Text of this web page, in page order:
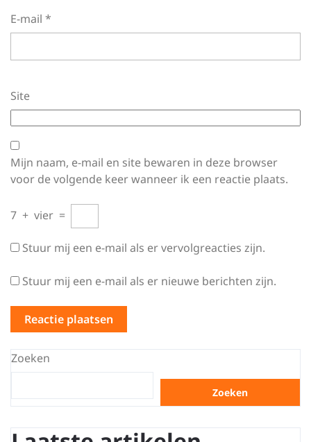
E-mail *
Site
Mijn naam, e-mail en site bewaren in deze browser
voor de volgende keer wanneer ik een reactie plaats.
7 + vier =
Stuur mij een e-mail als er vervolgreacties zijn.
Stuur mij een e-mail als er nieuwe berichten zijn.
Zoeken
Zoeken